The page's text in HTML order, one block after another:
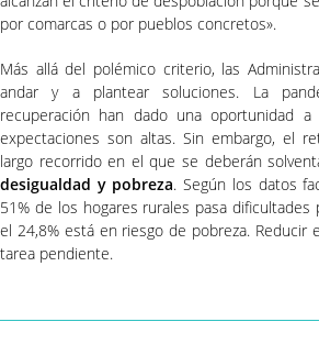
por comarcas o por pueblos concretos».
Más allá del polémico criterio, las
andar y a plantear soluciones. La
recuperación han dado una oportunidad a
expectaciones son altas. Sin embargo, el
largo recorrido en el que se deberán
desigualdad y pobreza. Según los datos
51% de los hogares rurales pasa
el 24,8% está en riesgo de pobreza. Reducir
tarea pendiente.